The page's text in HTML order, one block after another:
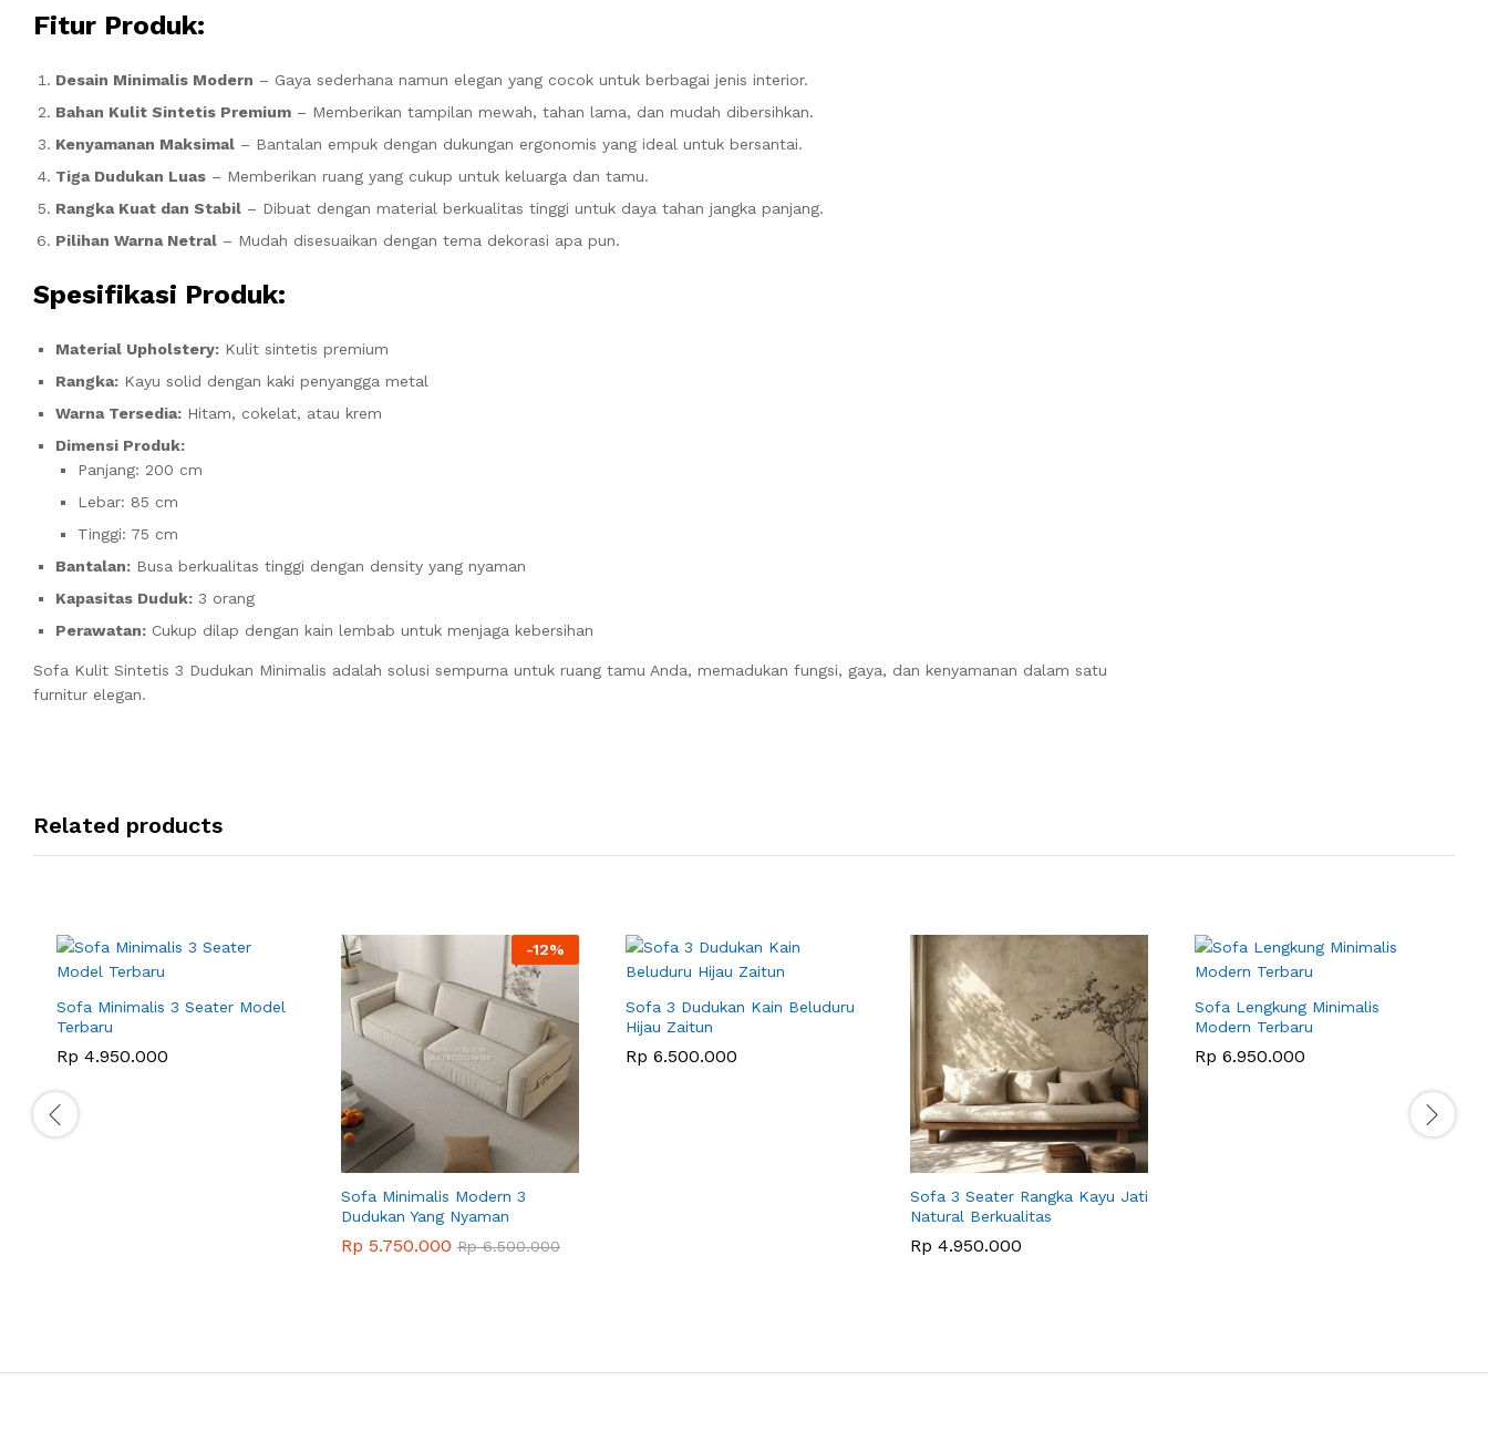
Fitur Produk:
Desain Minimalis Modern – Gaya sederhana namun elegan yang cocok untuk berbagai jenis interior.
Bahan Kulit Sintetis Premium – Memberikan tampilan mewah, tahan lama, dan mudah dibersihkan.
Kenyamanan Maksimal – Bantalan empuk dengan dukungan ergonomis yang ideal untuk bersantai.
Tiga Dudukan Luas – Memberikan ruang yang cukup untuk keluarga dan tamu.
Rangka Kuat dan Stabil – Dibuat dengan material berkualitas tinggi untuk daya tahan jangka panjang.
Pilihan Warna Netral – Mudah disesuaikan dengan tema dekorasi apa pun.
Spesifikasi Produk:
Material Upholstery: Kulit sintetis premium
Rangka: Kayu solid dengan kaki penyangga metal
Warna Tersedia: Hitam, cokelat, atau krem
Dimensi Produk:
Panjang: 200 cm
Lebar: 85 cm
Tinggi: 75 cm
Bantalan: Busa berkualitas tinggi dengan density yang nyaman
Kapasitas Duduk: 3 orang
Perawatan: Cukup dilap dengan kain lembab untuk menjaga kebersihan
Sofa Kulit Sintetis 3 Dudukan Minimalis adalah solusi sempurna untuk ruang tamu Anda, memadukan fungsi, gaya, dan kenyamanan dalam satu
furnitur elegan.
Related products
Sofa Minimalis 3 Seater Model
Terbaru
Rp 4.950.000
-12%
Sofa Minimalis Modern 3
Dudukan Yang Nyaman
Rp 5.750.000 Rp6.500.000
Sofa 3 Dudukan Kain Beluduru
Hijau Zaitun
Rp 6.500.000
Sofa 3 Seater Rangka Kayu Jati
Natural Berkualitas
Rp 4.950.000
Sofa Lengkung Minimalis
Modern Terbaru
Rp 6.950.000